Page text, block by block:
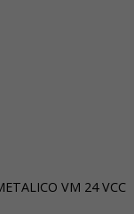
VM 24 VCC